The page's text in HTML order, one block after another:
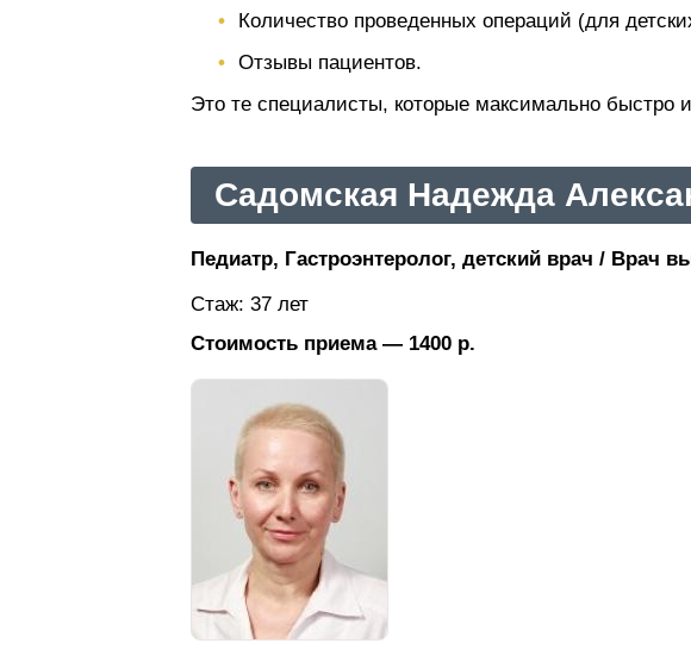
Количество проведенных операций (для
Отзывы пациентов.
Это те специалисты, которые максимально быстро
Садомская Надежда
Педиатр, Гастроэнтеролог, детский врач / Врач
Стаж: 37 лет
Стоимость приема — 1400 р.